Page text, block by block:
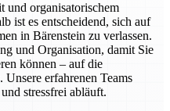
organisatorischem
ist es entscheidend, sich auf
in Bärenstein zu verlassen.
und Organisation, damit Sie
können – auf die
Unsere erfahrenen Teams
stressfrei abläuft.